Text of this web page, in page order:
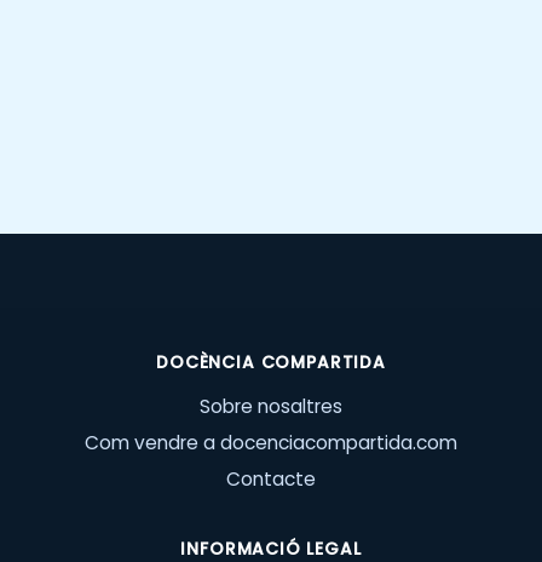
DOCÈNCIA COMPARTIDA
Sobre nosaltres
Com vendre a docenciacompartida.com
Contacte
INFORMACIÓ LEGAL